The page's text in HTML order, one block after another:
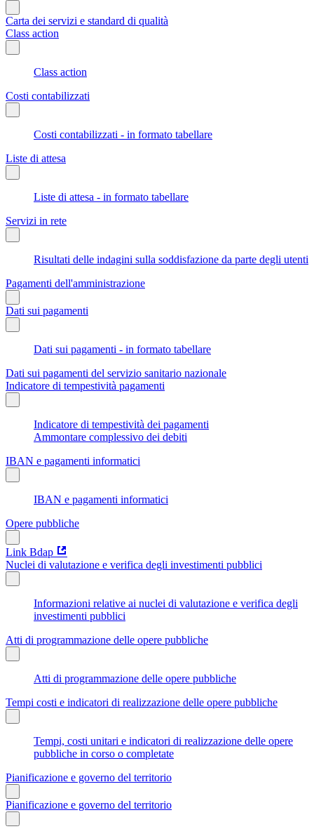
Carta dei servizi e standard di qualità
Class action
Class action
Costi contabilizzati
Costi contabilizzati - in formato tabellare
Liste di attesa
Liste di attesa - in formato tabellare
Servizi in rete
Risultati delle indagini sulla soddisfazione da parte degli utenti
Pagamenti dell'amministrazione
Dati sui pagamenti
Dati sui pagamenti - in formato tabellare
Dati sui pagamenti del servizio sanitario nazionale
Indicatore di tempestività pagamenti
Indicatore di tempestività dei pagamenti
Ammontare complessivo dei debiti
IBAN e pagamenti informatici
IBAN e pagamenti informatici
Opere pubbliche
Link Bdap
Nuclei di valutazione e verifica degli investimenti pubblici
Informazioni relative ai nuclei di valutazione e verifica degli
investimenti pubblici
Atti di programmazione delle opere pubbliche
Atti di programmazione delle opere pubbliche
Tempi costi e indicatori di realizzazione delle opere pubbliche
Tempi, costi unitari e indicatori di realizzazione delle opere
pubbliche in corso o completate
Pianificazione e governo del territorio
Pianificazione e governo del territorio